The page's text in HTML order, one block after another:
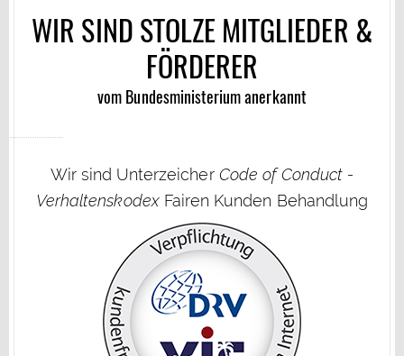
WIR SIND STOLZE MITGLIEDER &
FÖRDERER
vom Bundesministerium anerkannt
Wir sind Unterzeicher Code of Conduct -
VerhaltenskodexFairen Kunden Behandlung